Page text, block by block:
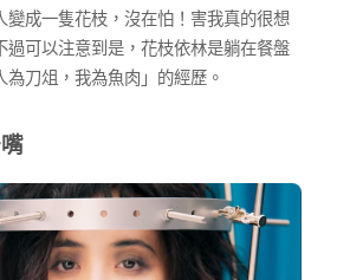
變成一隻花枝，沒在怕！害我真的很想
過可以注意到是，花枝依林是躺在餐盤
為刀俎，我為魚肉」的經歷。